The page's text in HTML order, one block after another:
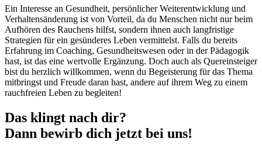
Ein Interesse an Gesundheit, persönlicher Weiterentwicklung und
Verhaltensänderung ist von Vorteil, da du Menschen nicht nur beim
Aufhören des Rauchens hilfst, sondern ihnen auch langfristige
Strategien für ein gesünderes Leben vermittelst. Falls du bereits
Erfahrung im Coaching, Gesundheitswesen oder in der Pädagogik
hast, ist das eine wertvolle Ergänzung. Doch auch als Quereinsteiger
bist du herzlich willkommen, wenn du Begeisterung für das Thema
mitbringst und Freude daran hast, andere auf ihrem Weg zu einem
rauchfreien Leben zu begleiten!
Das klingt nach dir?
Dann bewirb dich jetzt bei uns!